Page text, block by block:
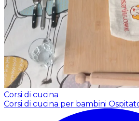
Corsi di cucina
Corsi di cucina per bambini